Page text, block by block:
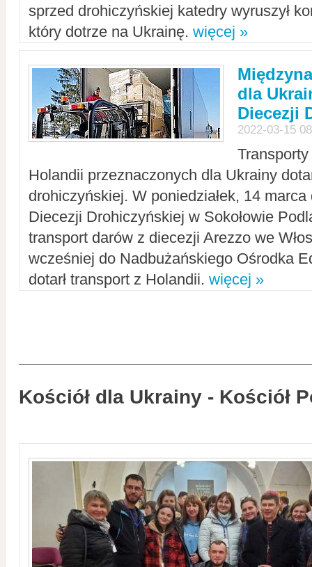
sprzed drohiczyńskiej katedry wyruszył
który dotrze na Ukrainę. więcej »
dla
Diecezji
2022-03-15
Holandii przeznaczonych dla Ukrainy
drohiczyńskiej. W poniedziałek, 14
Diecezji Drohiczyńskiej w Sokołowie
transport darów z diecezji Arezzo we
wcześniej do Nadbużańskiego Ośrodka
dotarł transport z Holandii. więcej »
Kościół dla Ukrainy - Kościół